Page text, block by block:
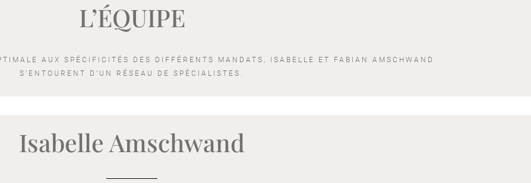
L’ÉQUIPE
AUX SPÉCIFICITÉS DES DIFFÉRENTS MANDATS, ISABELLE ET FABIAN AMSCHWAND
S’ENTOURENT D’UN RÉSEAU DE SPÉCIALISTES.
Isabelle Amschwand